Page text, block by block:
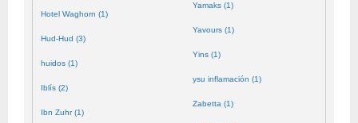
Hotel Waghorn (1)
Hud-Hud (3)
huidos (1)
Iblís (2)
Ibn Zuhr (1)
Yamaks (1)
Yavours (1)
Yins (1)
ysu inflamación (1)
Zabetta (1)